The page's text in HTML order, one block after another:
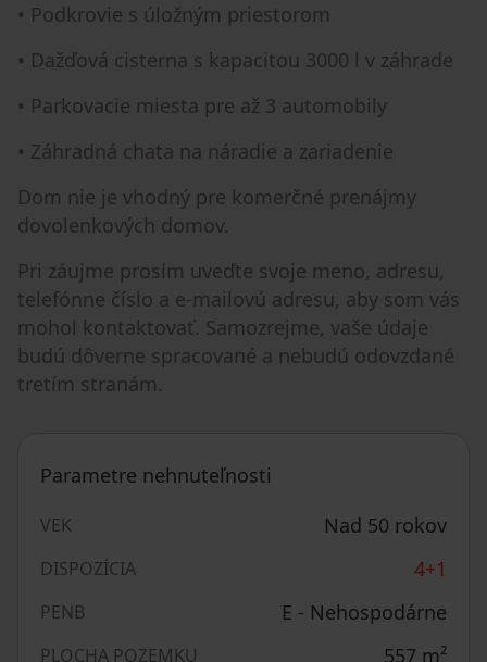
• Podkrovie s úložným priestorom
• Dažďová cisterna s kapacitou 3000 l v záhrade
• Parkovacie miesta pre až 3 automobily
• Záhradná chata na náradie a zariadenie
Dom nie je vhodný pre komerčné prenájmy
dovolenkových domov.
Pri záujme prosím uveďte svoje meno, adresu,
telefónne číslo a e-mailovú adresu, aby som vás
mohol kontaktovať. Samozrejme, vaše údaje
budú dôverne spracované a nebudú odovzdané
tretím stranám.
Parametre nehnuteľnosti
VEK Nad 50 rokov
DISPOZÍCIA 4+1
PENB E - Nehospodárne
PLOCHA POZEMKU 557 m²